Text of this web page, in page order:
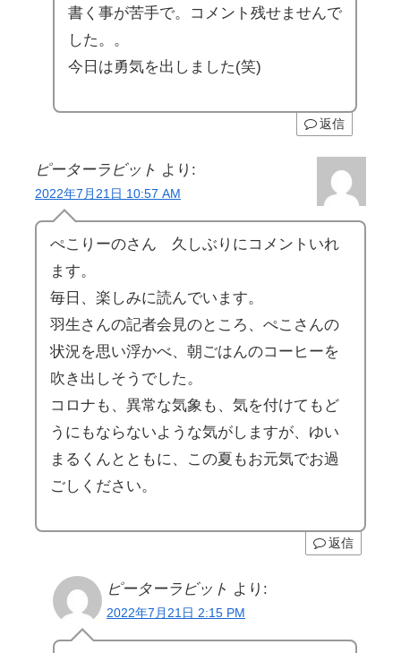
書く事が苦手で。コメント残せませんで
した。。
今日は勇気を出しました(笑)
返信
ピーターラビット より:
2022年7月21日 10:57 AM
ぺこりーのさん 久しぶりにコメントいれ
ます。
毎日、楽しみに読んでいます。
羽生さんの記者会見のところ、ぺこさんの
状況を思い浮かべ、朝ごはんのコーヒーを
吹き出しそうでした。
コロナも、異常な気象も、気を付けてもど
うにもならないような気がしますが、ゆい
まるくんとともに、この夏もお元気でお過
ごしください。
返信
ピーターラビット より:
2022年7月21日 2:15 PM